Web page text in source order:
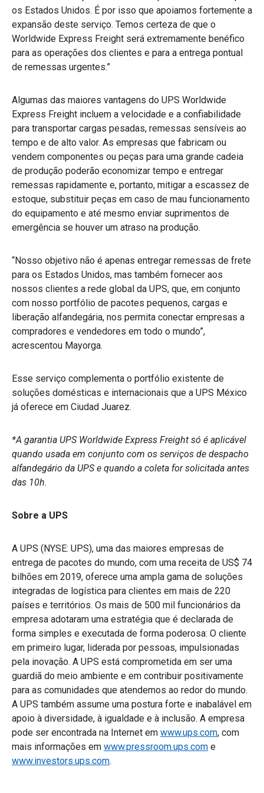
os Estados Unidos. É por isso que apoiamos fortemente a
expansão deste serviço. Temos certeza de que o
Worldwide Express Freight será extremamente benéfico
para as operações dos clientes e para a entrega pontual
de remessas urgentes.”
Algumas das maiores vantagens do UPS Worldwide
Express Freight incluem a velocidade e a confiabilidade
para transportar cargas pesadas, remessas sensíveis ao
tempo e de alto valor. As empresas que fabricam ou
vendem componentes ou peças para uma grande cadeia
de produção poderão economizar tempo e entregar
remessas rapidamente e, portanto, mitigar a escassez de
estoque, substituir peças em caso de mau funcionamento
do equipamento e até mesmo enviar suprimentos de
emergência se houver um atraso na produção.
“Nosso objetivo não é apenas entregar remessas de frete
para os Estados Unidos, mas também fornecer aos
nossos clientes a rede global da UPS, que, em conjunto
com nosso portfólio de pacotes pequenos, cargas e
liberação alfandegária, nos permita conectar empresas a
compradores e vendedores em todo o mundo”,
acrescentou Mayorga.
Esse serviço complementa o portfólio existente de
soluções domésticas e internacionais que a UPS México
já oferece em Ciudad Juarez.
*A garantia UPS Worldwide Express Freight só é aplicável
quando usada em conjunto com os serviços de despacho
alfandegário da UPS e quando a coleta for solicitada antes
das 10h.
Sobre a UPS
A UPS (NYSE: UPS), uma das maiores empresas de
entrega de pacotes do mundo, com uma receita de US$ 74
bilhões em 2019, oferece uma ampla gama de soluções
integradas de logística para clientes em mais de 220
países e territórios. Os mais de 500 mil funcionários da
empresa adotaram uma estratégia que é declarada de
forma simples e executada de forma poderosa: O cliente
em primeiro lugar, liderada por pessoas, impulsionadas
pela inovação. A UPS está comprometida em ser uma
guardiã do meio ambiente e em contribuir positivamente
para as comunidades que atendemos ao redor do mundo.
A UPS também assume uma postura forte e inabalável em
apoio à diversidade, à igualdade e à inclusão. A empresa
pode ser encontrada na Internet em www.ups.com, com
mais informações em www.pressroom.ups.com e
www.investors.ups.com.